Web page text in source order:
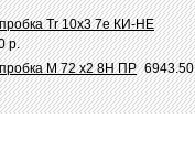
Tr 10х3 7e КИ-НЕ
р.
М 72 х2 8Н ПР 6943.50